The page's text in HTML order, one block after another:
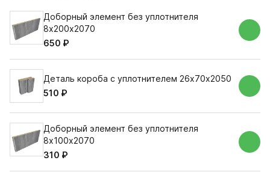
Доборный элемент без уплотнителя
8х200х2070
650 ₽
Деталь короба с уплотнителем 26х70х2050
510 ₽
Доборный элемент без уплотнителя
8х100х2070
310 ₽